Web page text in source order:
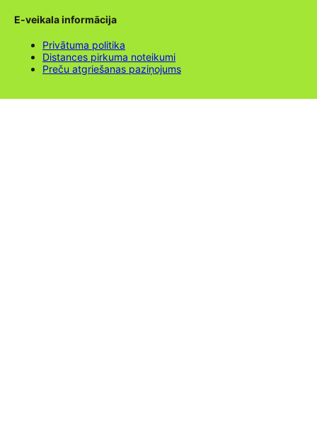
E-veikala informācija
Privātuma politika
Distances pirkuma noteikumi
Preču atgriešanas paziņojums